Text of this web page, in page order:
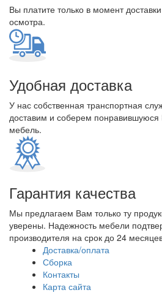
Вы платите только в момент
осмотра.
Удобная доставка
У нас собственная транспортная
доставим и соберем
мебель.
Гарантия качества
Мы предлагаем Вам только ту
уверены. Надежность мебели
производителя на срок до 24
Доставка/оплата
Сборка
Контакты
Карта сайта